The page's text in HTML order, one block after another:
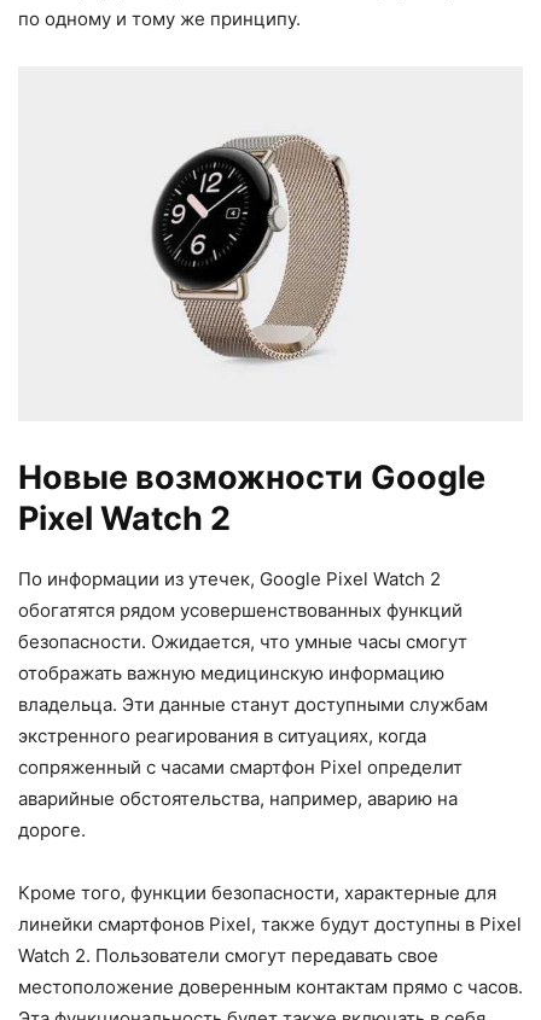
по одному и тому же принципу.
Новые возможности Google
Pixel Watch 2
По информации из утечек, Google Pixel Watch 2
обогатятся рядом усовершенствованных функций
безопасности. Ожидается, что умные часы смогут
отображать важную медицинскую информацию
владельца. Эти данные станут доступными службам
экстренного реагирования в ситуациях, когда
сопряженный с часами смартфон Pixel определит
аварийные обстоятельства, например, аварию на
дороге.
Кроме того, функции безопасности, характерные для
линейки смартфонов Pixel, также будут доступны в Pixel
Watch 2. Пользователи смогут передавать свое
местоположение доверенным контактам прямо с часов.